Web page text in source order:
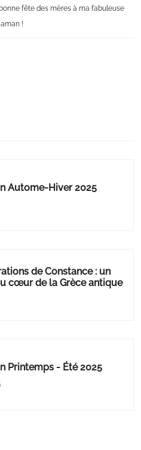
fête des mères à ma fabuleuse
!
Autome-Hiver 2025
de Constance : un
cœur de la Grèce antique
Printemps - Été 2025